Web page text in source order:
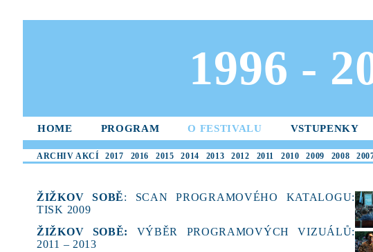
1996 -
HOME PROGRAM O FESTIVALU VSTUPENKY
ARCHIV AKCÍ 2017 2016 2015 2014 2013 2012 2011 2010 2009 2008
ŽIŽKOV SOBĚ: SCAN PROGRAMOVÉHO KATALOGU:
TISK 2009
ŽIŽKOV SOBĚ:
VÝBĚR PROGRAMOVÝCH VIZUÁLŮ:
2011 – 2013